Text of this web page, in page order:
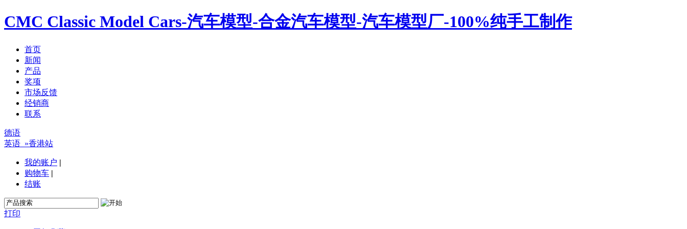
CMC Classic Model Cars-汽车模型-合金汽车模型-汽车模型厂-100%纯手工制作
首页
新闻
产品
奖项
市场反馈
经销商
联系
德语
英语 »香港站
我的账户 |
购物车 |
结账
打印